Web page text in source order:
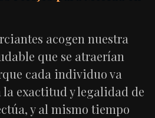
acogen nuestra
que se atraerían
cada individuo va
la exactitud y legalidad de
y al mismo tiempo